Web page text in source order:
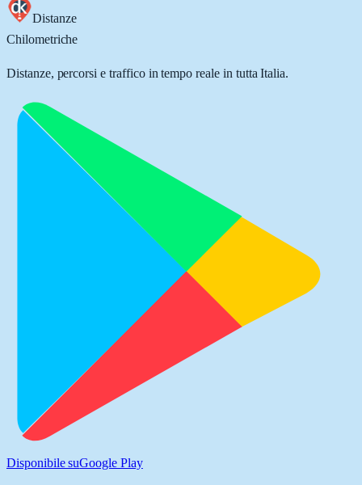
Distanze
Chilometriche
Distanze, percorsi e traffico in tempo reale in tutta Italia.
Disponibile suGoogle Play